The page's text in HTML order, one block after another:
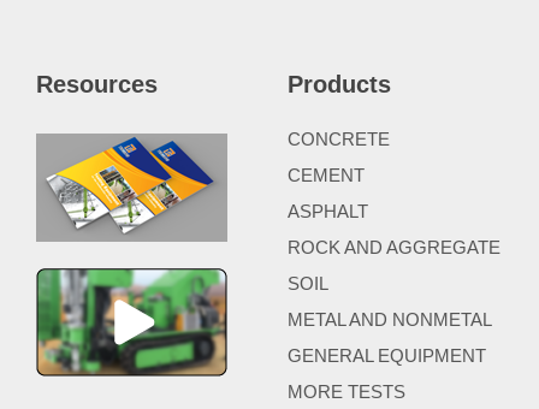
Resources Products
CONCRETE
CEMENT
ASPHALT
ROCK AND AGGREGATE
SOIL
METAL AND NONMETAL
GENERAL EQUIPMENT
MORE TESTS